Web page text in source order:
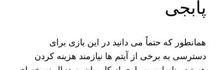
پابجی
همانطور که حتماً می‌ دانید در این بازی برای
دسترسی به برخی از آیتم ‌ها نیازمند هزینه کردن